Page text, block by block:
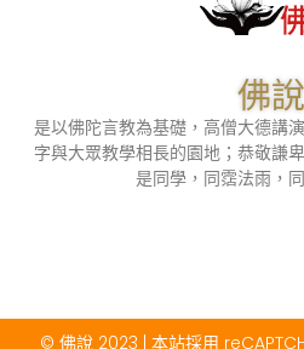
佛說
是以佛陀言教為基礎，高僧大德講
字與大眾教學相長的園地；恭敬謙
是同學，同霑法雨，
© 佛說 2023 | 本站採用